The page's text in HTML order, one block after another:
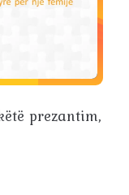
prezantim,